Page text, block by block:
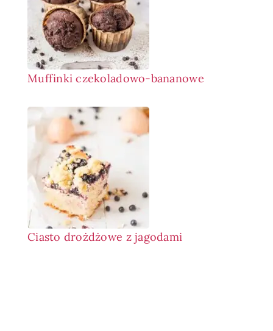
Muffinki czekoladowo-bananowe
Ciasto drożdżowe z jagodami